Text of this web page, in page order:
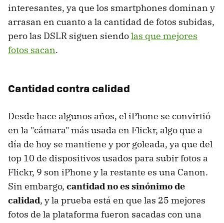
interesantes, ya que los smartphones dominan y
arrasan en cuanto a la cantidad de fotos subidas,
pero las DSLR siguen siendolas que mejores
fotos sacan.
Cantidad contra calidad
Desde hace algunos años, el iPhone se convirtió
en la "cámara" más usada en Flickr, algo que a
día de hoy se mantiene y por goleada, ya que del
top 10 de dispositivos usados para subir fotos a
Flickr, 9 son iPhone y la restante es una Canon.
Sin embargo, cantidad no es sinónimo de
calidad, y la prueba está en que las 25 mejores
fotos de la plataforma fueron sacadas con una